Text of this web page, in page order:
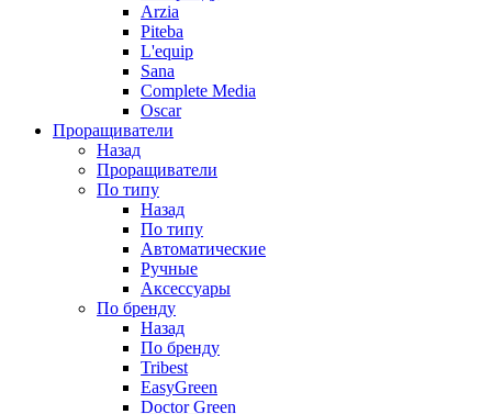
Arzia
Piteba
L'equip
Sana
Complete Media
Oscar
Проращиватели
Назад
Проращиватели
По типу
Назад
По типу
Автоматические
Ручные
Аксессуары
По бренду
Назад
По бренду
Tribest
EasyGreen
Doctor Green